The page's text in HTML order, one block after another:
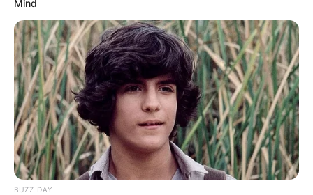
Θεσσαλονίκη: Τι αλλάζει στις
λεωφορειακές γραμμές με τη
λειτουργία της επέκτασης του Μετρό
στην Καλαμαριά
Τραγωδία στην Πάτρα: Πέθανε βρέφος
οκτώ ημερών στη ΜΕΘ του «Άγιος
Ανδρέας»
Απάτη με τρακτέρ στην Εύβοια: Έκανε
φτερά προκαταβολή 2.480€
Mind
BUZZ DAY